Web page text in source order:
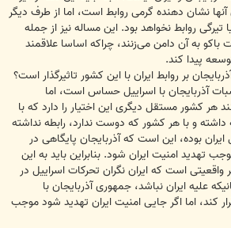
آنها نشان دهنده گرمی روابط است، اما از طرف دیگر
روابط نخواهد بود. این مساله نیز از جمله
به آن دامن می‌زنند، چراکه اساسا علاقمند
پیدا کند.
بر روابط ایران با این کشور تاثیرگذار است؟
آذربایجان با اسراییل حساس است، اما
هر کشور مستقل دیگری این اختیار را دارد که با
و با هر کشور که دوست ندارد، رابطه نداشته
بوده، این است که آذربایجان پایگاهی در
تهدید امنیت ایران شود. بنابراین باید به این
است که ایران نگران تحرکات اسراییل در
علیه ایران نباشد، جمهوری آذربایجان با
کند، اما اگر جایی امنیت ایران تهدید شود موجب